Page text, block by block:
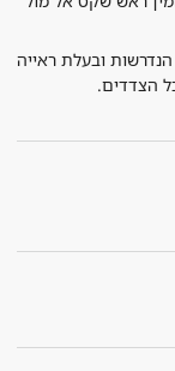
ובעלת ראייה
הצדדים.